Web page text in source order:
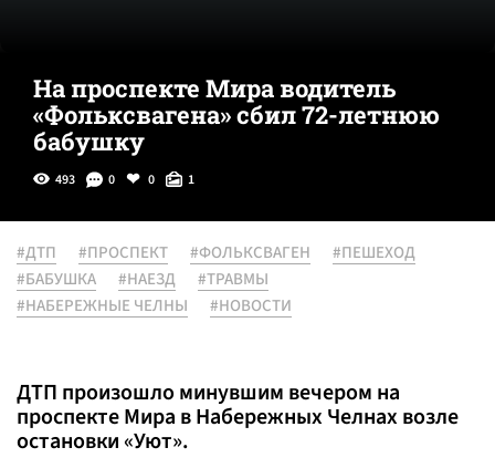
На проспекте Мира водитель
«Фольксвагена» сбил 72-летнюю
бабушку
493 0 0 1
#ДТП #ПРОСПЕКТ #ФОЛЬКСВАГЕН
#ПЕШЕХОД
#БАБУШКА
#НАЕЗД
#ТРАВМЫ
#НАБЕРЕЖНЫЕ ЧЕЛНЫ
#НОВОСТИ
ДТП произошло минувшим вечером на
проспекте Мира в Набережных Челнах возле
остановки «Уют».